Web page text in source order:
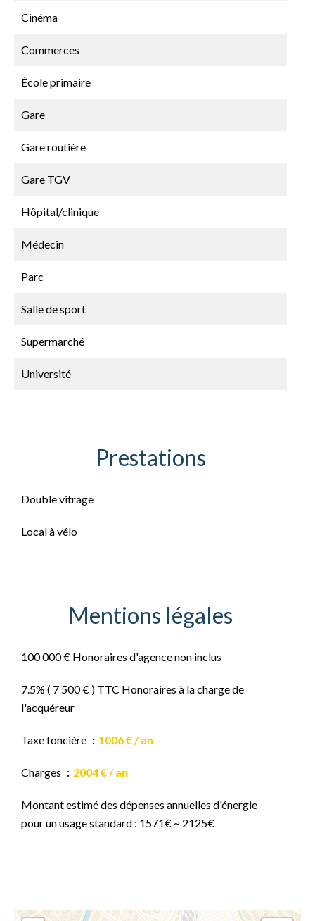
Cinéma
Commerces
École primaire
Gare
Gare routière
Gare TGV
Hôpital/clinique
Médecin
Parc
Salle de sport
Supermarché
Université
Prestations
Double vitrage
Local à vélo
Mentions légales
100 000 € Honoraires d'agence non inclus
7.5% ( 7 500 € ) TTC Honoraires à la charge de
l'acquéreur
Taxe foncière 1006 € / an
Charges 2004 € / an
Montant estimé des dépenses annuelles d'énergie
pour un usage standard : 1571€ ~ 2125€